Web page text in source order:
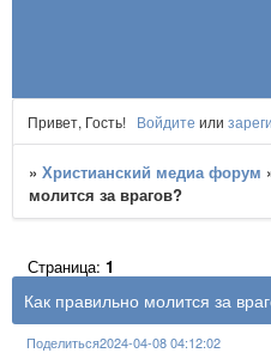
Привет, Гость! Войдите или
»Христианский медиа форум
молится за врагов?
Как правильно молится за
Страница:1
Поделиться2024-04-08 04:12:02